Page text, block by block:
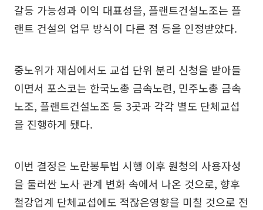
갈등 가능성과 이익 대표성을, 플랜트건설노조는 플
랜트 건설의 업무 방식이 다른 점 등을 인정받았다.
중노위가 재심에서도 교섭 단위 분리 신청을 받아들
이면서 포스코는 한국노총 금속노련, 민주노총 금속
노조, 플랜트건설노조 등 3곳과 각각 별도 단체교섭
을 진행하게 됐다.
이번 결정은 노란봉투법 시행 이후 원청의 사용자성
을 둘러싼 노사 관계 변화 속에서 나온 것으로, 향후
철강업계 단체교섭에도 적잖은영향을 미칠 것으로 전